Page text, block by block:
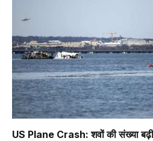
US Plane Crash: शवों की संख्या